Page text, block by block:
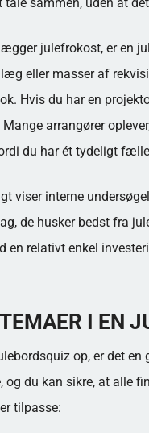
julefrokost, er en
eller masser af
Hvis du har en
arrangører
du har ét tydeligt
viser interne
de husker bedst fra
en relativt enkel
I EN
op, er det
og du kan sikre, at alle
tilpasse: